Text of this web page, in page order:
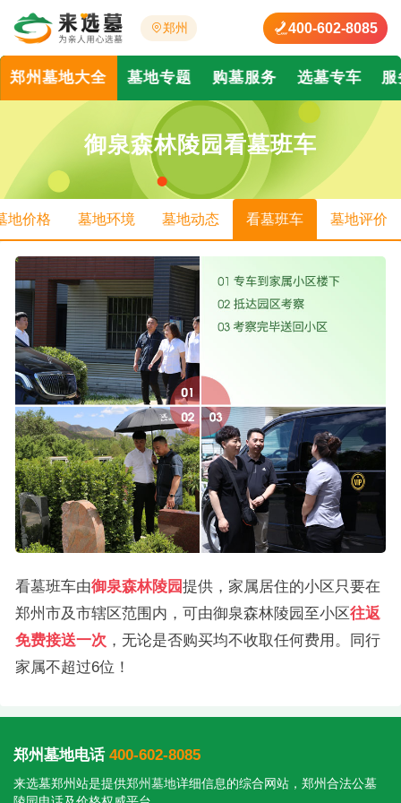
郑州 400-602-8085
郑州墓地大全 墓地专题 购墓服务 选墓专车
御泉森林陵园看墓班车
地价格 墓地环境 墓地动态 看墓班车 墓地评价
看墓班车由御泉森林陵园提供，家属居住的小区只要在
郑州市及市辖区范围内，可由御泉森林陵园至小区往返
免费接送一次 ，无论是否购买均不收取任何费用。同行
家属不超过6位！
郑州墓地电话 400-602-8085
来选墓郑州站是提供郑州墓地详细信息的综合网站，郑州合法公墓